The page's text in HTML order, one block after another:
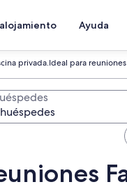
Ayuda
privada.Ideal para